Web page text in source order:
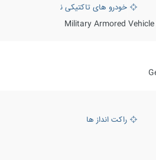
، شناسایی و ضد تانک
خودرو های تاکتیکی نظامی
Military Armored Vehicle
راکت انداز ها